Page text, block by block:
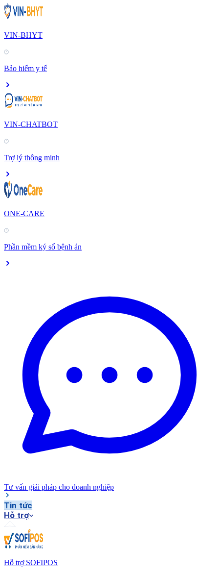
VIN-BHYT
Bảo hiểm y tế
VIN-CHATBOT
Trợ lý thông minh
ONE-CARE
Phần mềm ký số bệnh án
Tư vấn giải pháp cho doanh nghiệp
Tin tức
Hỗ trợ
Hỗ trợ SOFIPOS